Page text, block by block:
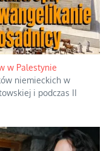
w Palestynie
niemieckich w
i podczas II